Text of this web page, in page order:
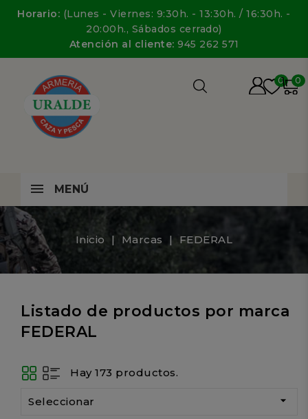
Horario: (Lunes - Viernes: 9:30h. - 13:30h. / 16:30h. -
20:00h., Sábados cerrado)
Atención al cliente: 945 262 571
0 0
MENÚ
Inicio Marcas FEDERAL
Listado de productos por marca
FEDERAL
Hay 173 productos.
Seleccionar 